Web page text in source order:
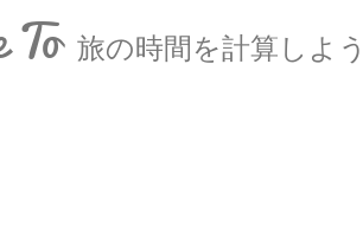
旅の時間を計算しよ